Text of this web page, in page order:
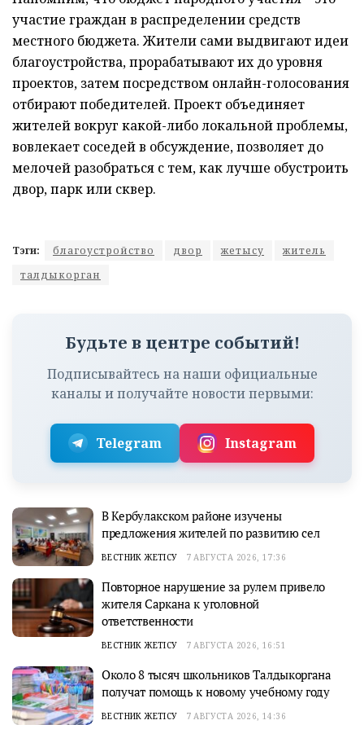
участие граждан в распределении средств
местного бюджета. Жители сами выдвигают идеи
благоустройства, прорабатывают их до уровня
проектов, затем посредством онлайн-голосования
отбирают победителей. Проект объединяет
жителей вокруг какой-либо локальной проблемы,
вовлекает соседей в обсуждение, позволяет до
мелочей разобраться с тем, как лучше обустроить
двор, парк или сквер.
Тэги: благоустройство двор жетысу
житель
талдыкорган
Будьте в центре событий!
Подписывайтесь на наши официальные
каналы и получайте новости первыми:
Telegram Instagram
В Кербулакском районе изучены
предложения жителей по развитию сел
ВЕСТНИК ЖЕТІСУ 7 АВГУСТА 2026, 17:36
Повторное нарушение за рулем привело
жителя Саркана к уголовной
ответственности
ВЕСТНИК ЖЕТІСУ 7 АВГУСТА 2026, 16:51
Около 8 тысяч школьников Талдыкоргана
получат помощь к новому учебному году
ВЕСТНИК ЖЕТІСУ 7 АВГУСТА 2026, 14:36